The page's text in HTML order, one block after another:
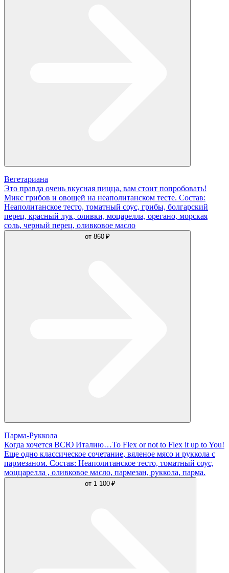
Вегетариана
Это правда очень вкусная пицца, вам стоит попробовать!
Микс грибов и овощей на неаполитанском тесте. Состав:
Неаполитанское тесто, томатный соус, грибы, болгарский
перец, красный лук, оливки, моцарелла, орегано, морская
соль, черный перец, оливковое масло
от 860 ₽
Парма-Руккола
Когда хочется ВСЮ Италию…To Flex or not to Flex it up to You!
Еще одно классическое сочетание, вяленое мясо и руккола с
пармезаном. Состав: Неаполитанское тесто, томатный соус,
моццарелла , оливковое масло, пармезан, руккола, парма.
от 1 100 ₽